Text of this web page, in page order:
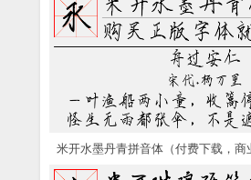
米开水墨丹青拼音体（付费下载，商